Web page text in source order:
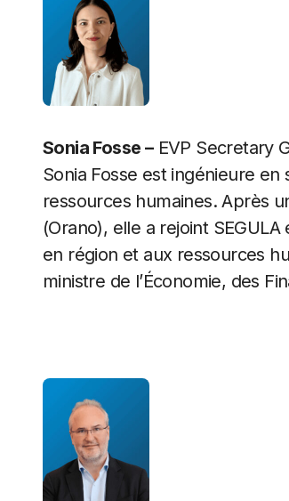
Sonia Fosse –EVP Secretary
Sonia Fosse est ingénieure
ressources humaines. Après
(Orano), elle a rejoint
en région et aux ressources
ministre de l’Économie, des